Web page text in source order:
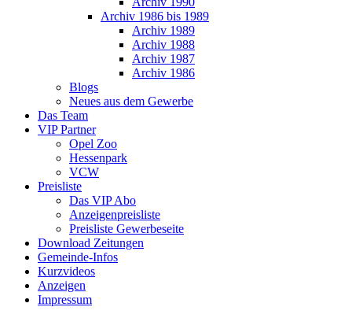
Archiv 1986 bis 1989
Archiv 1989
Archiv 1988
Archiv 1987
Archiv 1986
Blogs
Neues aus dem Gewerbe
Das Team
VIP Partner
Opel Zoo
Hessenpark
VCW
Preisliste
Das VIP Abo
Anzeigenpreisliste
Preisliste Gewerbeseite
Download Zeitungen
Gemeinde-Infos
Kurzvideos
Anzeigen
Impressum